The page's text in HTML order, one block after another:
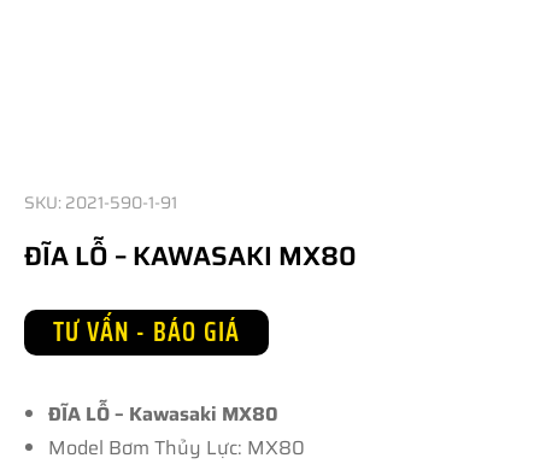
SKU: 2021-590-1-91
ĐĨA LỖ – KAWASAKI MX80
TƯ VẤN - BÁO GIÁ
ĐĨA LỖ – Kawasaki MX80
Model Bơm Thủy Lực: MX80